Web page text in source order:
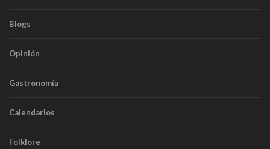
Blogs
Opinión
Gastronomía
Calendarios
Folklore